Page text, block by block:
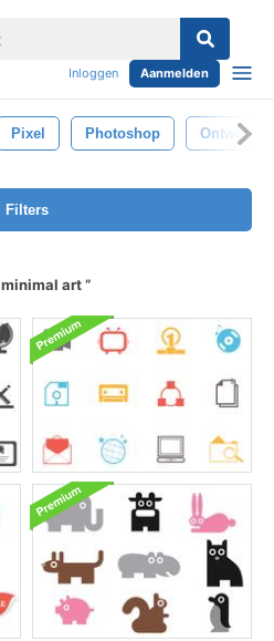
Inloggen Aanmelden
Pixel Photoshop Ontwerp
Filters
minimal art